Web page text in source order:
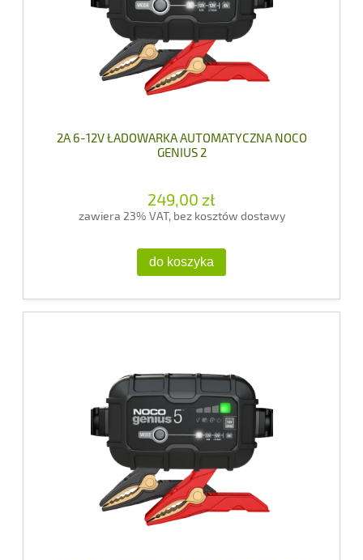
2A 6-12V ŁADOWARKA AUTOMATYCZNA NOCO
GENIUS 2
249,00 zł
zawiera 23% VAT, bez kosztów dostawy
do koszyka